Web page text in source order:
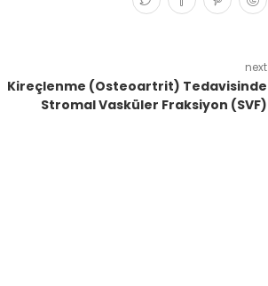
next
Kireçlenme (Osteoartrit) Tedavisinde
Stromal Vasküler Fraksiyon (SVF)